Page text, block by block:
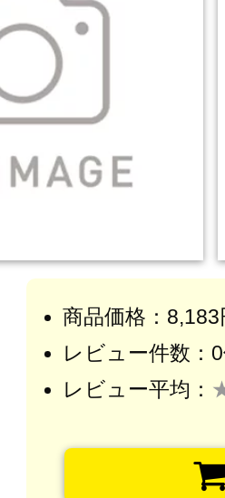
商品価格：8,183
レビュー件数：
レビュー平均：